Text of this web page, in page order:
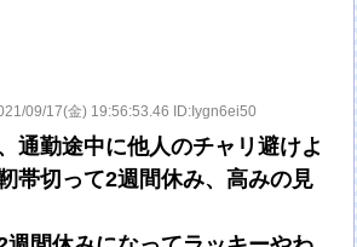
09/17(金) 19:56:53.46 ID:Iygn6ei50
通勤途中に他人のチャリ避けよ
帯切って2週間休み、高みの見